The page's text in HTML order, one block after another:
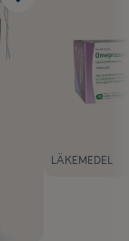
LÄKEMEDEL